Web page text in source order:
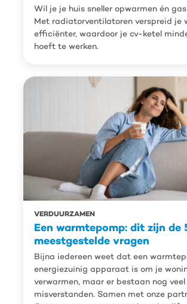
Wil je je huis sneller opwarmen én
Met radiatorventilatoren verspreid je
efficiënter, waardoor je cv-ketel
hoeft te werken.
VERDUURZAMEN
Een warmtepomp: dit zijn de
meestgestelde vragen
Bijna iedereen weet dat een
energiezuinig apparaat is om je
verwarmen, maar er bestaan nog veel
misverstanden. Samen met onze